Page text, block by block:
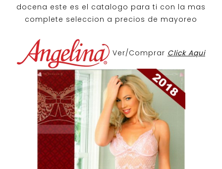
docena este es el catalogo para ti con la mas
complete seleccion a precios de mayoreo
Ver/Comprar Click Aqui